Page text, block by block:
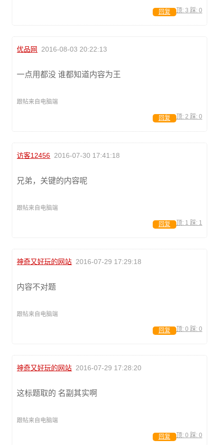
顶: 3 踩: 0
回复
优品网 2016-08-03 20:22:13
一点用都没 谁都知道内容为王
跟帖来自电脑端
顶: 2 踩: 0
回复
访客12456 2016-07-30 17:41:18
兄弟，关键的内容呢
跟帖来自电脑端
顶: 1 踩: 1
回复
神奇又好玩的网站 2016-07-29 17:29:18
内容不对题
跟帖来自电脑端
顶: 0 踩: 0
回复
神奇又好玩的网站 2016-07-29 17:28:20
这标题取的 名副其实啊
跟帖来自电脑端
顶: 0 踩: 0
回复